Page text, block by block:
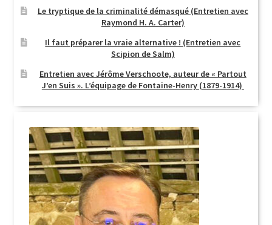
Le tryptique de la criminalité démasqué (Entretien avec
Raymond H. A. Carter)
Il faut préparer la vraie alternative ! (Entretien avec
Scipion de Salm)
Entretien avec Jérôme Verschoote, auteur de « Partout
J’en Suis ». L’équipage de Fontaine-Henry (1879-1914)